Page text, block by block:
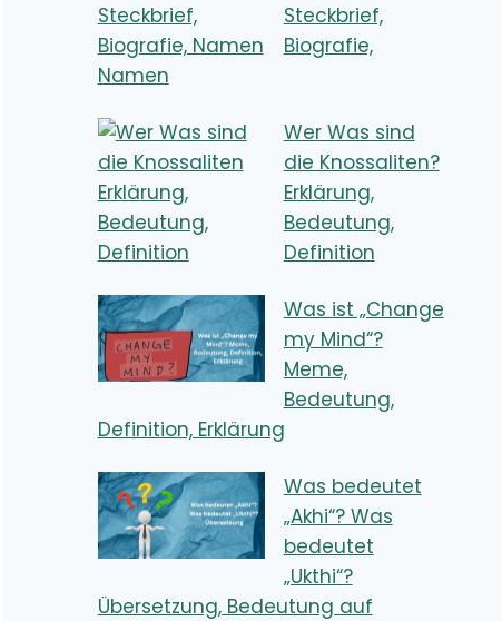
Steckbrief,
Biografie,
Namen
Wer Was sind
die Knossaliten?
Erklärung,
Bedeutung,
Definition
Was ist „Change
my Mind“?
Meme,
Bedeutung,
Definition, Erklärung
Was bedeutet
„Akhi“? Was
bedeutet
„Ukthi“?
Übersetzung, Bedeutung auf